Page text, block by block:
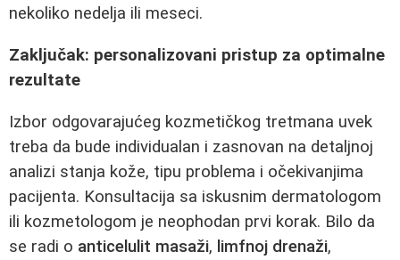
nekoliko nedelja ili meseci.
Zaključak: personalizovani pristup za optimalne
rezultate
Izbor odgovarajućeg kozmetičkog tretmana uvek
treba da bude individualan i zasnovan na detaljnoj
analizi stanja kože, tipu problema i očekivanjima
pacijenta. Konsultacija sa iskusnim dermatologom
ili kozmetologom je neophodan prvi korak. Bilo da
se radi o anticelulit masaži, limfnoj drenaži,